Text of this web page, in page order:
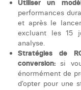
Utiliser un
performances
et après le
excluant les 15
analyse.
Stratégies de
conversion: si
énormément de
d’opter pour une